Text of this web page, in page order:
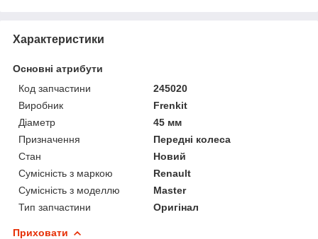
Характеристики
Основні атрибути
Код запчастини
245020
Виробник
Frenkit
Діаметр
45 мм
Призначення
Передні колеса
Стан
Новий
Сумісність з маркою
Renault
Сумісність з моделлю
Master
Тип запчастини
Оригінал
Приховати